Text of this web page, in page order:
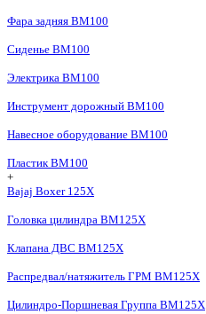
Фара задняя BM100
Сиденье BM100
Электрика BM100
Инструмент дорожный BM100
Навесное оборудование BM100
Пластик BM100
+
Bajaj Boxer 125X
Головка цилиндра BM125X
Клапана ДВС BM125X
Распредвал/натяжитель ГРМ BM125X
Цилиндро-Поршневая Группа BM125X